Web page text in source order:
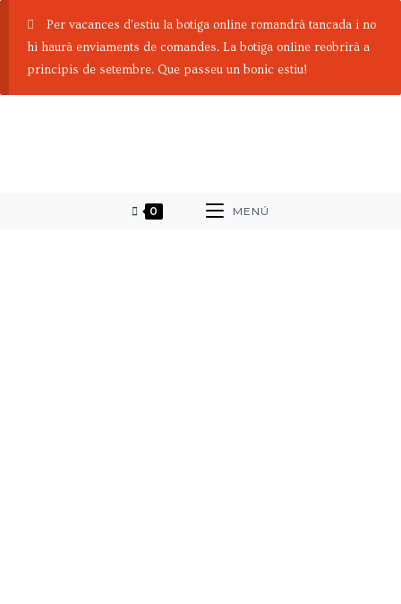
Per vacances d'estiu la botiga online romandrà tancada i no
hi haurà enviaments de comandes. La botiga online reobrirà a
principis de setembre. Que passeu un bonic estiu!
0 MENÚ